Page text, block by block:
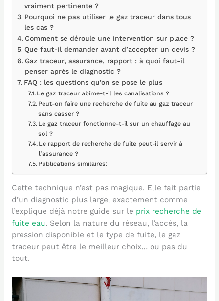
vraiment pertinente ?
Pourquoi ne pas utiliser le gaz traceur dans tous
les cas ?
Comment se déroule une intervention sur place ?
Que faut-il demander avant d’accepter un devis ?
Gaz traceur, assurance, rapport : à quoi faut-il
penser après le diagnostic ?
FAQ : les questions qu’on se pose le plus
Le gaz traceur abîme-t-il les canalisations ?
Peut-on faire une recherche de fuite au gaz traceur
sans casser ?
Le gaz traceur fonctionne-t-il sur un chauffage au
sol ?
Le rapport de recherche de fuite peut-il servir à
l’assurance ?
Publications similaires:
Cette technique n’est pas magique. Elle fait partie
d’un diagnostic plus large, exactement comme
l’explique déjà notre guide sur le prix recherche de
fuite eau. Selon la nature du réseau, l’accès, la
pression disponible et le type de fuite, le gaz
traceur peut être le meilleur choix… ou pas du
tout.